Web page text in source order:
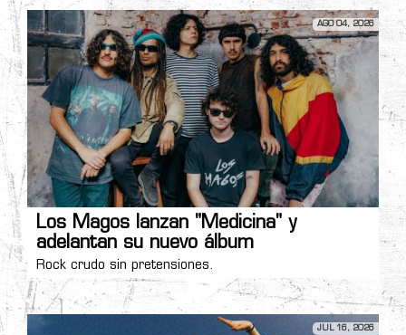
AGO 04, 2026
Los Magos lanzan "Medicina" y
adelantan su nuevo álbum
Rock crudo sin pretensiones.
JUL 16, 2026